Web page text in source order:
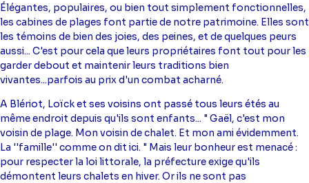
Élégantes, populaires, ou bien tout simplement fonctionnelles,
les cabines de plages font partie de notre patrimoine. Elles sont
les témoins de bien des joies, des peines, et de quelques peurs
aussi... C'est pour cela que leurs propriétaires font tout pour les
garder debout et maintenir leurs traditions bien
vivantes...parfois au prix d'un combat acharné.
A Blériot, Loïck et ses voisins ont passé tous leurs étés au
même endroit depuis qu'ils sont enfants... " Gaël, c'est mon
voisin de plage. Mon voisin de chalet. Et mon ami évidemment.
La ''famille'' comme on dit ici. " Mais leur bonheur est menacé :
pour respecter la loi littorale, la préfecture exige qu'ils
démontent leurs chalets en hiver. Or ils ne sont pas